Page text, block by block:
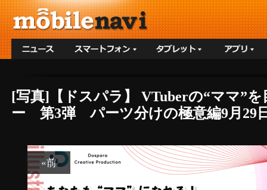
[写真]【ドスパラ】 VTuberの“ママ”
ー 第3弾 パーツ分けの極意編9月29
«前